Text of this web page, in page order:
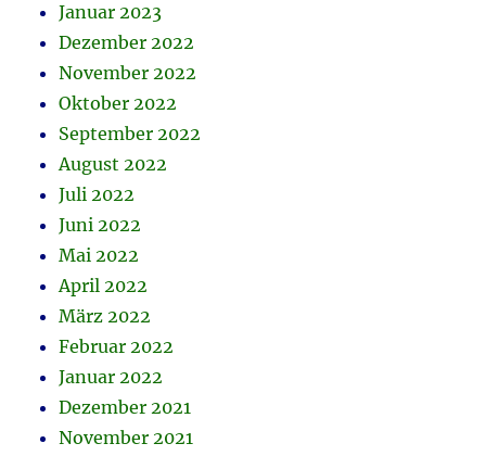
Januar 2023
Dezember 2022
November 2022
Oktober 2022
September 2022
August 2022
Juli 2022
Juni 2022
Mai 2022
April 2022
März 2022
Februar 2022
Januar 2022
Dezember 2021
November 2021